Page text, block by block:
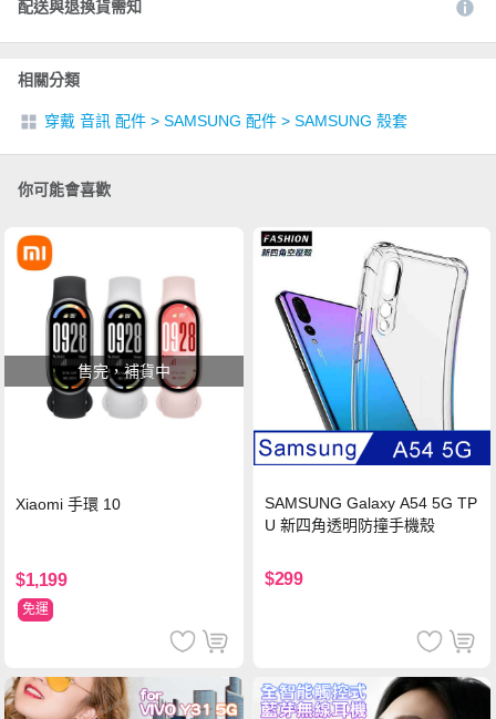
配送與退換貨需知
相關分類
穿戴 音訊 配件 > SAMSUNG 配件 > SAMSUNG 殼套
你可能會喜歡
售完，補貨中
Xiaomi 手環 10
$1,199
免運
SAMSUNG Galaxy A54 5G TP
U 新四角透明防撞手機殼
$299